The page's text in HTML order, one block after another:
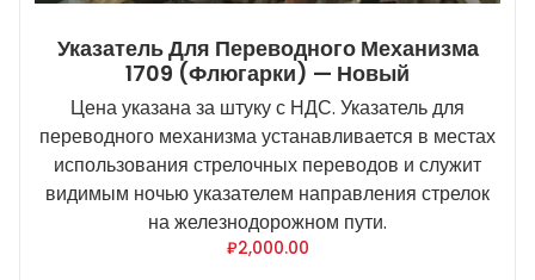
Указатель Для Переводного Механизма
1709 (флюгарки) — Новый
Цена указана за штуку с НДС. Указатель для
переводного механизма устанавливается в местах
использования стрелочных переводов и служит
видимым ночью указателем направления стрелок
на железнодорожном пути.
₽2,000.00